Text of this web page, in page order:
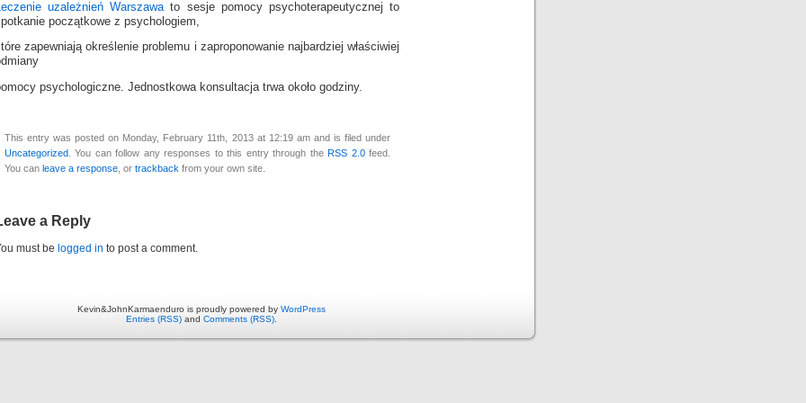
uzależnień Warszawa to sesje pomocy psychoterapeutycznej to
początkowe z psychologiem,
zapewniają określenie problemu i zaproponowanie najbardziej właściwiej
psychologiczne. Jednostkowa konsultacja trwa około godziny.
This entry was posted on Monday, February 11th, 2013 at 12:19 am and is filed under
Uncategorized . You can follow any responses to this entry through theRSS 2.0feed.
You can leave a response , or trackback from your own site.
a Reply
must be logged in to post a comment.
Kevin&JohnKarmaenduro is proudly powered by WordPress
Entries (RSS) and Comments (RSS)